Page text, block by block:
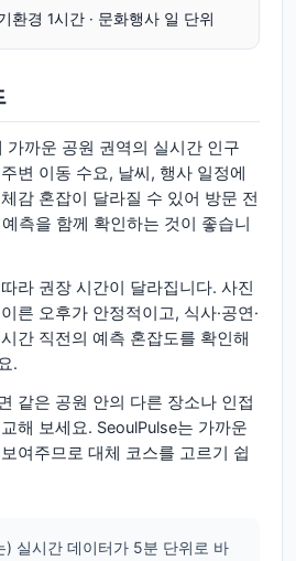
환경 1시간 · 문화행사 일 단위
가까운 공원 권역의 실시간 인구
변 이동 수요, 날씨, 행사 일정에
감 혼잡이 달라질 수 있어 방문 전
측을 함께 확인하는 것이 좋습니
라 권장 시간이 달라집니다. 사진
른 오후가 안정적이고, 식사·공연·
간 직전의 예측 혼잡도를 확인해
.
같은 공원 안의 다른 장소나 인접
해 보세요. SeoulPulse는 가까운
여주므로 대체 코스를 고르기 쉽
) 실시간 데이터가 5분 단위로 바